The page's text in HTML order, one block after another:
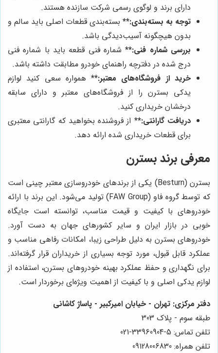
دارای برند و لوگوی رسمی شرکت سازنده هستند.
توجه به بسته‌بندی:** بسته‌بندی قطعات اصلی باید سالم و
بدون هیچگونه آسیب‌دیدگی باشد.
بررسی شماره فنی:**شماره فنی قطعه باید با شماره فنی
درج شده در دفترچه راهنمای خودرو مطابقت داشته باشد.
خرید از فروشگاه‌های معتبر:**همواره سعی کنید لوازم
یدکی بسترن را از فروشگاه‌های معتبر و دارای سابقه
درخشان خریداری کنید.
دریافت گارانتی:** از فروشنده بخواهید که گارانتی معتبری
برای قطعات خریداری شده ارائه دهد.
معرفی برند بسترن
بسترن (Besturn) یکی از برندهای خودروسازی معتبر چینی است
که توسط گروه فاو (FAW Group) تولید می‌شود. این برند با ارائه
خودروهای با کیفیت و قیمت مناسب، توانسته است جایگاه
خوبی در بازار ایران و سایر کشورهای جهان به دست آورد.
خودروهای بسترن به دلیل طراحی زیبا، امکانات رفاهی مناسب و
عملکرد قابل قبول، مورد توجه بسیاری از خریداران قرار گرفته‌اند.
برای نگهداری و حفظ عملکرد بهینه خودروهای بسترن، استفاده از
لوازم یدکی اصلی و با کیفیت از اهمیت ویژه‌ای برخوردار است.
دفتر مرکزی: تهران - خیابان امیرکبیر - پاساژ کاشانی
طبقه سوم - پلاک 303
تلفن تماس: 5-33960904-021
تلفن همراه: 09128006830